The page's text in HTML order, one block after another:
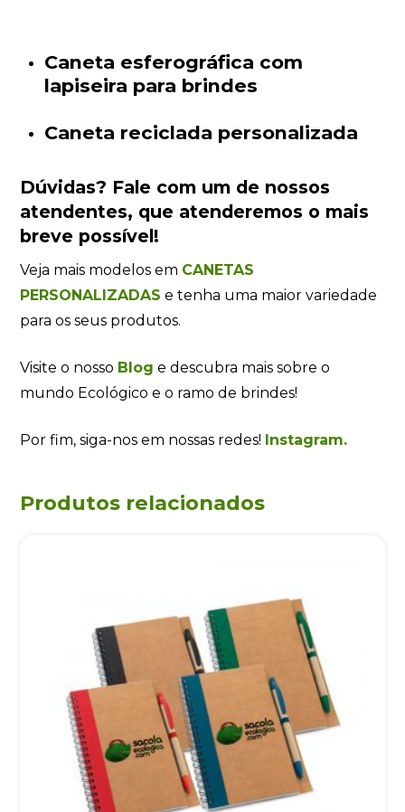
Caneta esferográfica com
lapiseira para brindes
Caneta reciclada personalizada
Dúvidas? Fale com um de nossos
atendentes, que atenderemos o mais
breve possível!
Veja mais modelos em CANETAS
PERSONALIZADAS e tenha uma maior variedade
para os seus produtos.
Visite o nosso Blog e descubra mais sobre o
mundo Ecológico e o ramo de brindes!
Por fim, siga-nos em nossas redes! Instagram.
Produtos relacionados